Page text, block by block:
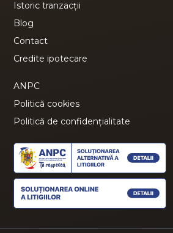
Istoric tranzacții
Blog
Contact
Credite ipotecare
ANPC
Politică cookies
Politică de confidențialitate